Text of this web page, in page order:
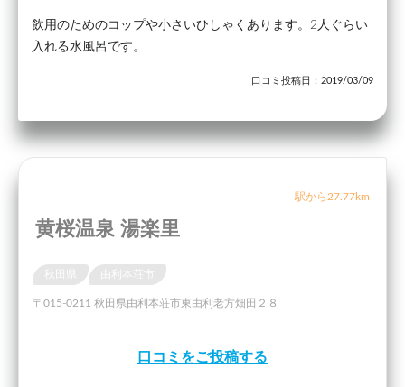
飲用のためのコップや小さいひしゃくあります。2人ぐらい
入れる水風呂です。
口コミ投稿日：2019/03/09
駅から27.77km
黄桜温泉 湯楽里
〒015-0211 秋田県由利本荘市東由利老方畑田２８
口コミをご投稿する